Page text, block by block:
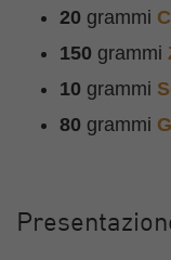
20 grammi
150 grammi
10 grammi
80 grammi